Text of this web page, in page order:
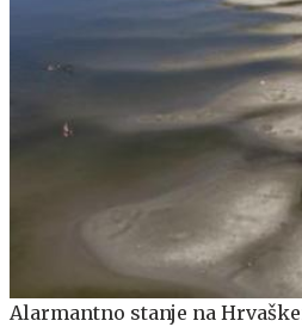
Alarmantno stanje na